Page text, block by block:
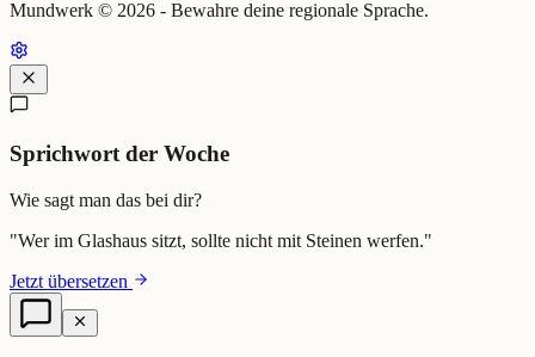
Mundwerk © 2026 - Bewahre deine regionale Sprache.
Sprichwort der Woche
Wie sagt man das bei dir?
"Wer im Glashaus sitzt, sollte nicht mit Steinen werfen."
Jetzt übersetzen